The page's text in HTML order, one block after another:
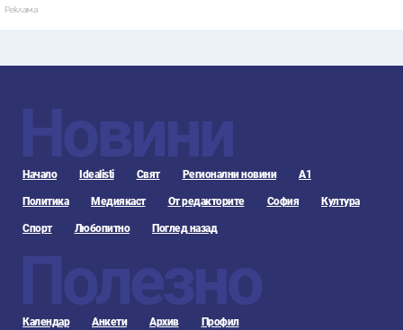
Реклама
Новини
Начало Idealisti Свят Регионални новини А1
Политика Медиякаст От редакторите София Култура
Спорт Любопитно Поглед назад
Полезно
Календар Анкети Архив Профил